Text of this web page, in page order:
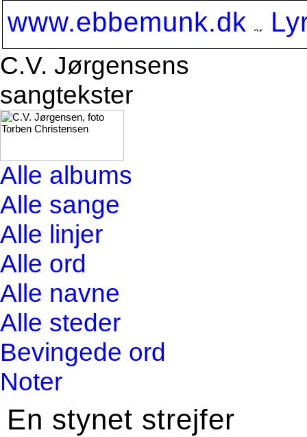
www.ebbemunk.dk
C.V. Jørgensens
sangtekster
Alle albums
Alle sange
Alle linjer
Alle ord
Alle navne
Alle steder
Bevingede ord
Noter
En stynet strejfer